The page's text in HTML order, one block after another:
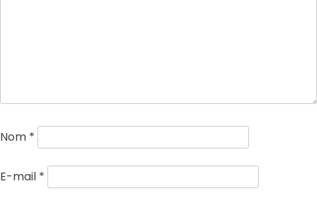
Nom *
E-mail *